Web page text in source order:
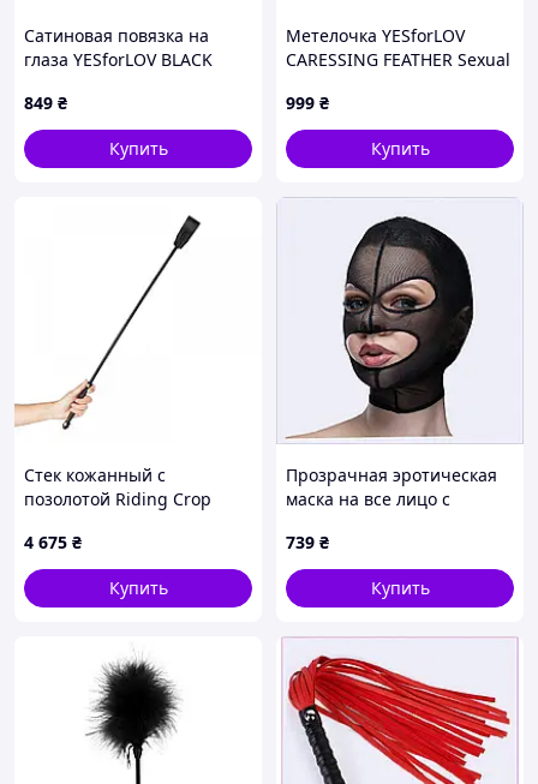
Сатиновая повязка на
глаза YESforLOV BLACK
упаковка!!!)
849 ₴
Купить
Метелочка YESforLOV
CARESSING FEATHER Sexual
999 ₴
Купить
Стек кожанный с
позолотой Riding Crop
доставка
4 675 ₴
Купить
Прозрачная эротическая
маска на все лицо с
739 ₴
Купить